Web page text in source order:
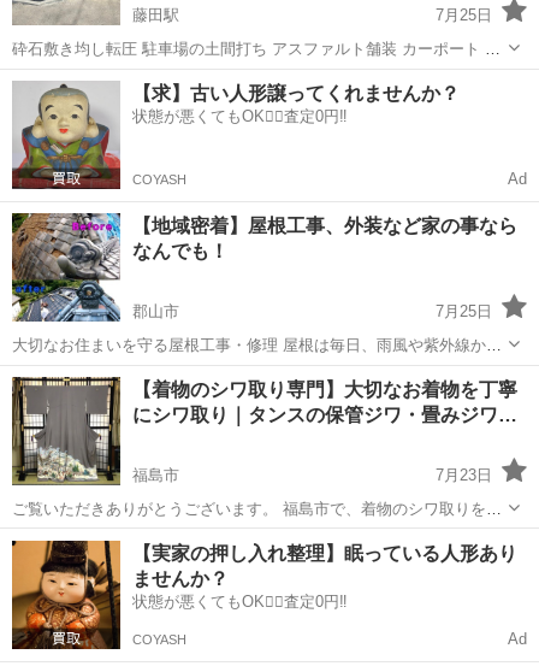
藤田駅
7月25日
砕石敷き均し転圧 駐車場の土間打ち アスファルト舗装 カーポート フ
ェンス設置 その他人工芝敷き ブロック積み 外構工事一式 補修工事や
草刈りなど簡単なものもやります！ ご相談お待ちしております。
福島 伊達郡 藤田駅 その他 人工芝
【求】古い人形譲ってくれませんか？
状態が悪くてもOK🙆‍♀️査定0円‼️
COYASH Ad
【地域密着】屋根工事、外装など家の事なら
なんでも！
郡山市
7月25日
大切なお住まいを守る屋根工事・修理 屋根は毎日、雨風や紫外線から
住まいを守っています。気づかないうちに劣化が進んでいることも少
なくありません。雨漏り修理・棟板金交換・屋根塗装・葺き替え・カ
バー工法など、屋根工事全般に対応。現...
福島 郡山市 その他 無料
【着物のシワ取り専門】大切なお着物を丁寧
にシワ取り｜タンスの保管ジワ・畳みジワ…
福島市
7月23日
ご覧いただきありがとうございます。 福島市で、着物のシワ取りを承
っております。 ネット販売で数多くの着物を取り扱っており、一枚一
枚丁寧に扱うことを心がけています。 「長年タンスにしまったままの
着物」 「着用後のシワが気...
福島 福島市 その他
【実家の押し入れ整理】眠っている人形あり
ませんか？
状態が悪くてもOK🙆‍♀️査定0円‼️
COYASH Ad